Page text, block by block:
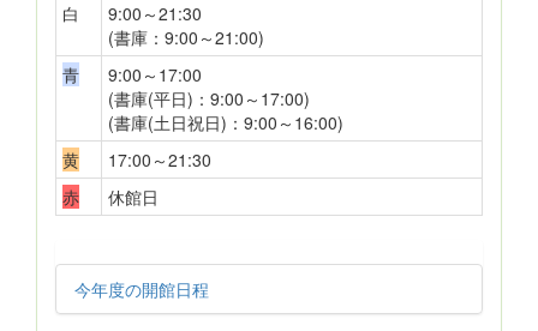
白
9:00～21:30
(書庫：9:00～21:00)
青
9:00～17:00
(書庫(平日)：9:00～17:00)
(書庫(土日祝日)：9:00～16:00)
黄
17:00～21:30
赤
休館日
今年度の開館日程